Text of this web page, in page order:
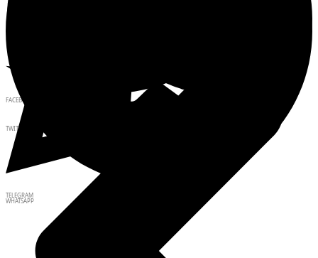
FACEBOOK
TWITTER
WHATSAPP
TELEGRAM